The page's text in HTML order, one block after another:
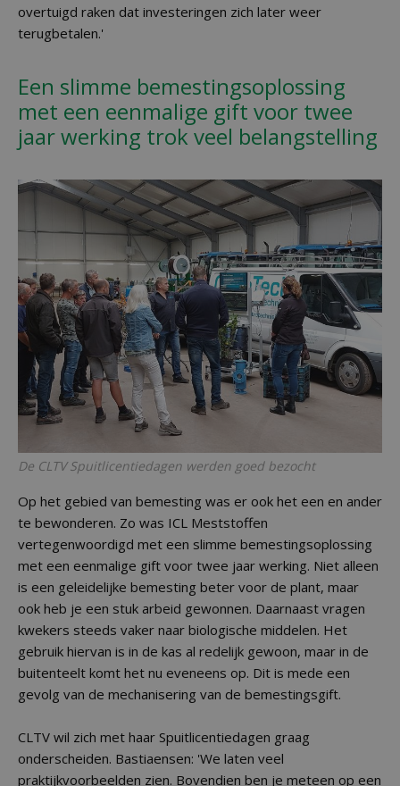
overtuigd raken dat investeringen zich later weer
terugbetalen.'
Een slimme bemestingsoplossing
met een eenmalige gift voor twee
jaar werking trok veel belangstelling
De CLTV Spuitlicentiedagen werden goed bezocht
Op het gebied van bemesting was er ook het een en ander
te bewonderen. Zo was ICL Meststoffen
vertegenwoordigd met een slimme bemestingsoplossing
met een eenmalige gift voor twee jaar werking. Niet alleen
is een geleidelijke bemesting beter voor de plant, maar
ook heb je een stuk arbeid gewonnen. Daarnaast vragen
kwekers steeds vaker naar biologische middelen. Het
gebruik hiervan is in de kas al redelijk gewoon, maar in de
buitenteelt komt het nu eveneens op. Dit is mede een
gevolg van de mechanisering van de bemestingsgift.
CLTV wil zich met haar Spuitlicentiedagen graag
onderscheiden. Bastiaensen: 'We laten veel
praktijkvoorbeelden zien. Bovendien ben je meteen op een